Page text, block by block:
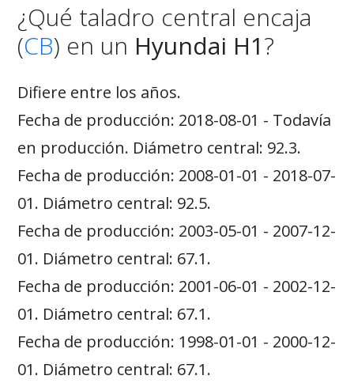
¿Qué taladro central encaja
(CB) en un Hyundai H1?
Difiere entre los años.
Fecha de producción: 2018-08-01 - Todavía
en producción. Diámetro central: 92.3.
Fecha de producción: 2008-01-01 - 2018-07-
01. Diámetro central: 92.5.
Fecha de producción: 2003-05-01 - 2007-12-
01. Diámetro central: 67.1.
Fecha de producción: 2001-06-01 - 2002-12-
01. Diámetro central: 67.1.
Fecha de producción: 1998-01-01 - 2000-12-
01. Diámetro central: 67.1.